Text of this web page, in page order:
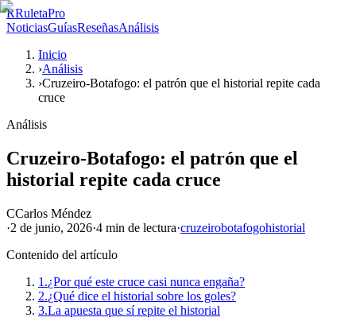
RRuletaPro
NoticiasGuíasReseñasAnálisis
Inicio
›Análisis
›Cruzeiro-Botafogo: el patrón que el historial repite cada
cruce
Análisis
Cruzeiro-Botafogo: el patrón que el
historial repite cada cruce
CCarlos Méndez
·2 de junio, 2026·4 min de lectura·cruzeirobotafogohistorial
Contenido del artículo
1.¿Por qué este cruce casi nunca engaña?
2.¿Qué dice el historial sobre los goles?
3.La apuesta que sí repite el historial